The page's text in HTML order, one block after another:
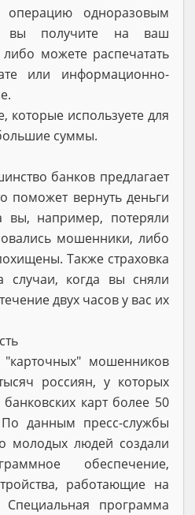
одноразовым
вы получите на ваш
можете распечатать
или информационно-
которые используете для
суммы.
банков предлагает
поможет вернуть деньги
вы, например, потеряли
мошенники, либо
Также страховка
случаи, когда вы сняли
двух часов у вас их
мошенников
россиян, у которых
карт более 50
данным пресс-службы
молодых людей создали
обеспечение,
работающие на
программа